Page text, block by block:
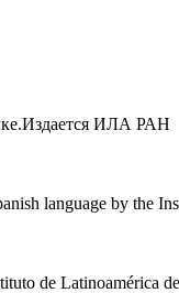
ИЛА РАН
language by the
de Latinoamérica